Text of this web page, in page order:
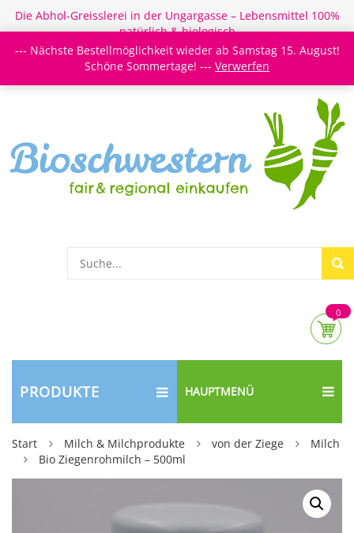
Die Abhol-Greisslerei in der Ungargasse – Lebensmittel 100%
natürlich & biologisch
Login/Register Newsletter Meine Merkzettel
0
PRODUKTE HAUPTMENÜ
Start Milch & Milchprodukte von der Ziege
Milch
Bio Ziegenrohmilch – 500ml
--- Nächste Bestellmöglichkeit wieder ab Samstag 15. August!
Schöne Sommertage! --- Verwerfen